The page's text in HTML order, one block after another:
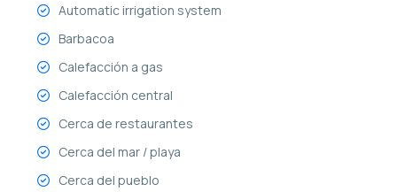
Automatic irrigation system
Barbacoa
Calefacción a gas
Calefacción central
Cerca de restaurantes
Cerca del mar / playa
Cerca del pueblo